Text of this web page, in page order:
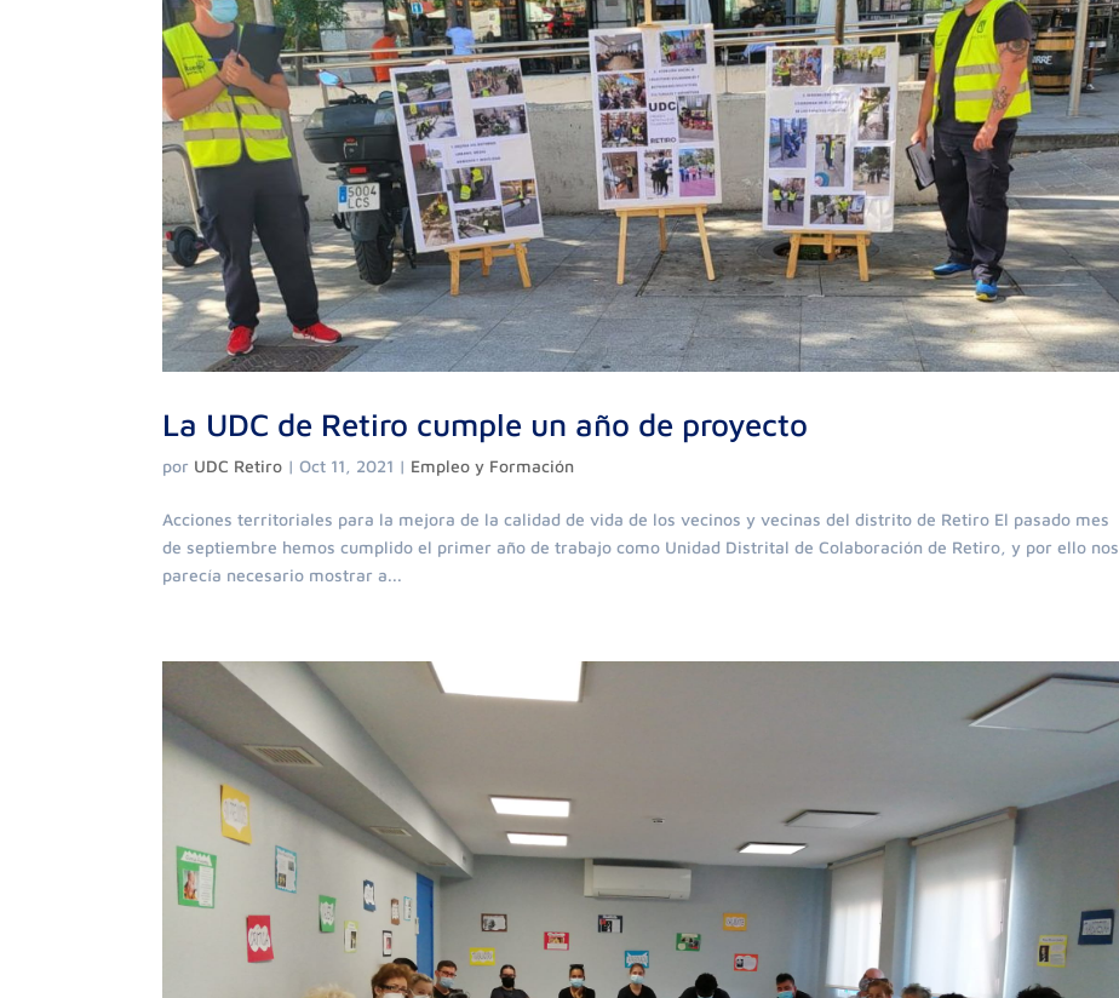
La UDC de Retiro cumple un año de proyecto
por UDC Retiro |Oct 11, 2021 | Empleo y Formación
Acciones territoriales para la mejora de la calidad de vida de los vecinos y vecinas del distrito de Retiro El pasado mes
de septiembre hemos cumplido el primer año de trabajo como Unidad Distrital de Colaboración de Retiro, y por ello nos
parecía necesario mostrar a...